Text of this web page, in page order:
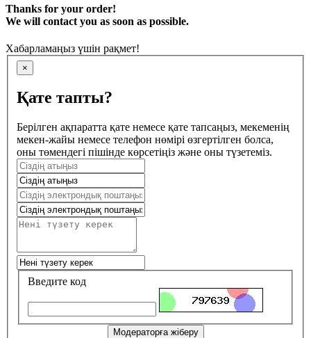
Thanks for your order!
We will contact you as soon as possible.
Хабарламаңыз үшін рақмет!
×
Қате тапты?
Берілген ақпаратта қате немесе қате тапсаңыз, мекеменің
мекен-жайы немесе телефон нөмірі өзгертілген болса,
оны төмендегі пішінде көрсетіңіз және оны түзетеміз.
Введите код
Модераторға жіберу